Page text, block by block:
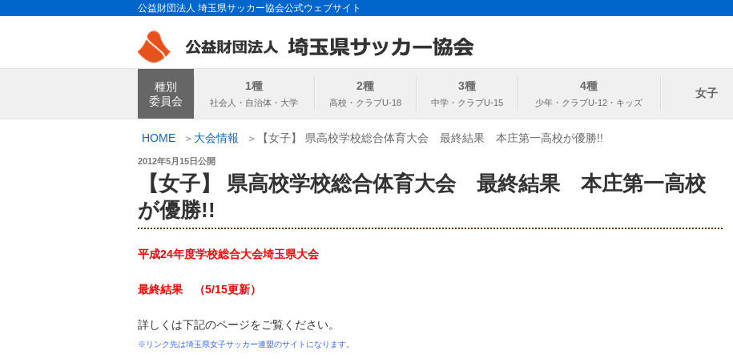
ス
公益財団法人 埼玉県サッカー協会公式ウェブサイト
埼玉県サッカー協会
種別
委員会
1種 2種 3種 4種
女子
HOME 大会情報 【女子】 県高校学校総合体育大会 最終結果 本庄第一高校が優勝!!
投
2012年5月15日公開
【女子】 県高校学校総合体育大会 最終結果 本庄第一高校
が優勝!!
平成24年度学校総合大会埼玉県大会
最終結果 （5/15更新）
詳しくは下記のページをご覧ください。
※リンク先は埼玉県女子サッカー連盟のサイトになります。